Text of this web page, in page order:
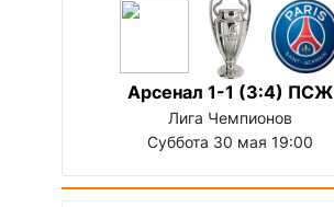
Арсенал 1-1 (3:4) ПСЖ
Лига Чемпионов
Суббота 30 мая 19:00